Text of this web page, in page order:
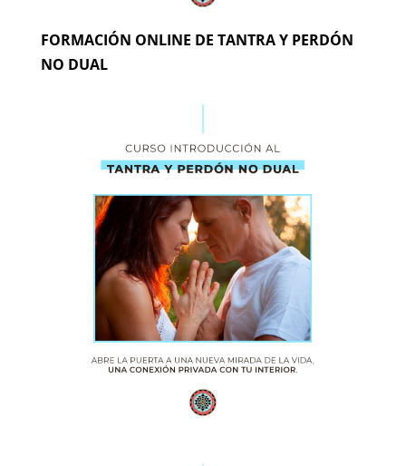
FORMACIÓN ONLINE DE TANTRA Y PERDÓN
NO DUAL